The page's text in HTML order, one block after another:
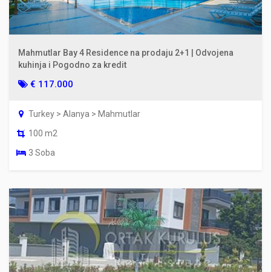
Mahmutlar Bay 4 Residence na prodaju 2+1 | Odvojena
kuhinja i Pogodno za kredit
€ 117.000
Turkey > Alanya > Mahmutlar
100 m2
3 Soba